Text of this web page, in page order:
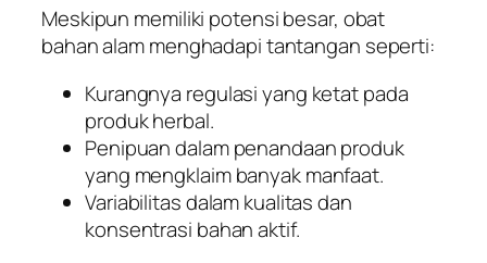
Meskipun memiliki potensi besar, obat
bahan alam menghadapi tantangan seperti:
Kurangnya regulasi yang ketat pada
produk herbal.
Penipuan dalam penandaan produk
yang mengklaim banyak manfaat.
Variabilitas dalam kualitas dan
konsentrasi bahan aktif.